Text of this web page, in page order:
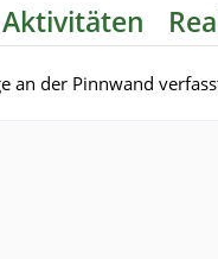
an der Pinnwand